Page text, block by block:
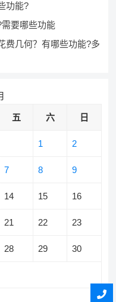
功能?
要哪些功能
费几何？有哪些功能?多
五 六 日
1 2
7 8 9
14 15 16
21 22 23
28 29 30